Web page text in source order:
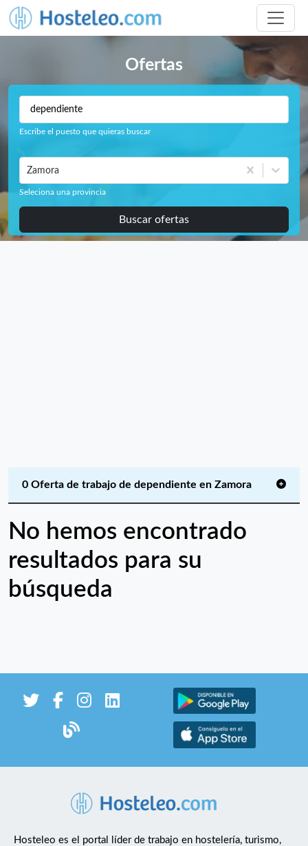
Ofertas
Escribe el puesto que quieras buscar
Zamora
Seleciona una provincia
Buscar ofertas
0 Oferta de trabajo de dependiente en Zamora
No hemos encontrado
resultados para su
búsqueda
Hosteleo es el portal líder de trabajo en hostelería, turismo,